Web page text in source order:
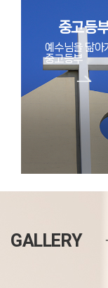
중고등
예수님을 닮아
중고등부
GALLERY